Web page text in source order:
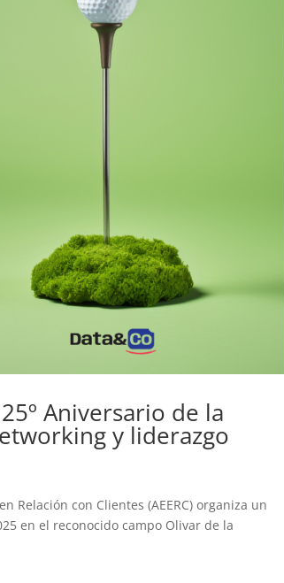
Aniversario de la
y liderazgo
Relación con Clientes (AEERC) organiza un
en el reconocido campo Olivar de la